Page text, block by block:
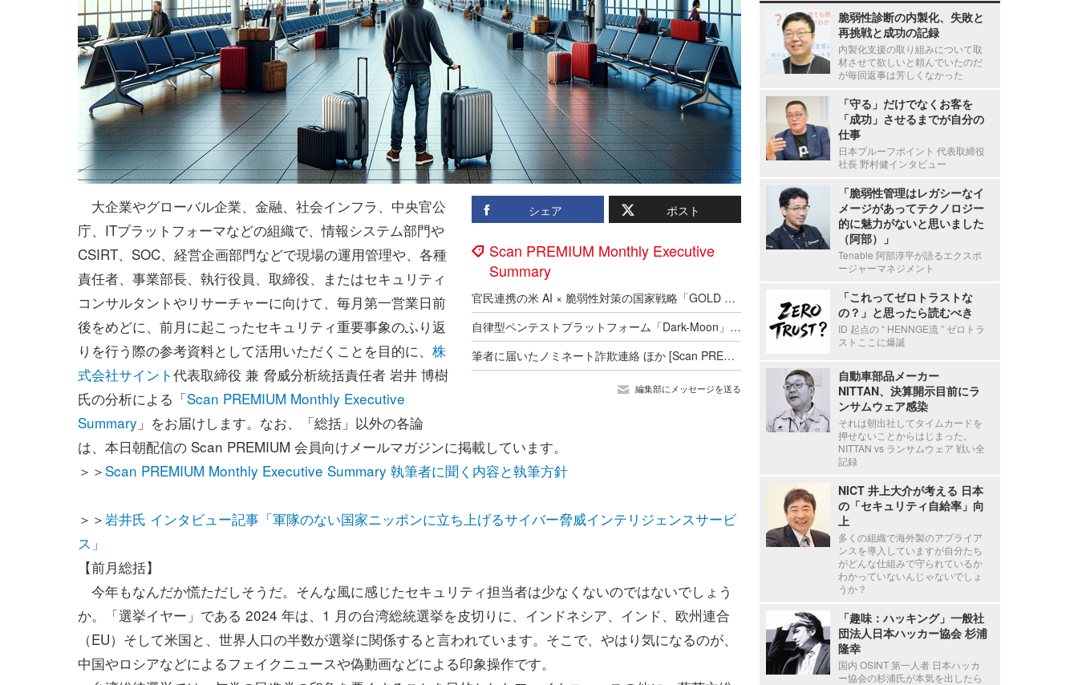
シェア ポスト
Scan PREMIUM Monthly Executive
Summary
官民連携の米 AI × 脆弱性対策の国家戦略「GOLD EAGLE」ほか [Scan PREMIUM Monthly Executive Summary 2026年7月度]
自律型ペンテストプラットフォーム「Dark-Moon」ほか [Scan PREMIUM Monthly Executive Summary 2026年6月度]
筆者に届いたノミネート詐欺連絡 ほか [Scan PREMIUM Monthly Executive Summary 2026年5月度]
編集部にメッセージを送る
大企業やグローバル企業、金融、社会インフラ、中央官公
庁、ITプラットフォーマなどの組織で、情報システム部門や
CSIRT、SOC、経営企画部門などで現場の運用管理や、各種
責任者、事業部長、執行役員、取締役、またはセキュリティ
コンサルタントやリサーチャーに向けて、毎月第一営業日前
後をめどに、前月に起こったセキュリティ重要事象のふり返
りを行う際の参考資料として活用いただくことを目的に、 株
式会社サイント代表取締役 兼 脅威分析統括責任者 岩井 博樹
氏の分析による「Scan PREMIUM Monthly Executive
Summary 」をお届けします。なお、「総括」以外の各論
は、本日朝配信の Scan PREMIUM 会員向けメールマガジンに掲載しています。
＞＞ Scan PREMIUM Monthly Executive Summary 執筆者に聞く内容と執筆方針
＞＞岩井氏 インタビュー記事「軍隊のない国家ニッポンに立ち上げるサイバー脅威インテリジェンスサービ
ス」
【前月総括】
今年もなんだか慌ただしそうだ。そんな風に感じたセキュリティ担当者は少なくないのではないでしょう
か。「選挙イヤー」である 2024 年は、1 月の台湾総統選挙を皮切りに、インドネシア、インド、欧州連合
（EU）そして米国と、世界人口の半数が選挙に関係すると言われています。そこで、やはり気になるのが、
中国やロシアなどによるフェイクニュースや偽動画などによる印象操作です。
脆弱性診断の内製化、失敗と
再挑戦と成功の記録
内製化支援の取り組みについて取
材させて欲しいと頼んでいたのだ
が毎回返事は芳しくなかった
「守る」だけでなくお客を
「成功」させるまでが自分の
仕事
日本プルーフポイント 代表取締役
社長 野村健インタビュー
「脆弱性管理はレガシーなイ
メージがあってテクノロジー
的に魅力がないと思いました
（阿部）」
Tenable 阿部淳平が語るエクスポ
ージャーマネジメント
「これってゼロトラストな
の？」と思ったら読むべき
ID 起点の “ HENNGE流 ” ゼロトラ
ストここに爆誕
自動車部品メーカー
NITTAN、決算開示目前にラ
ンサムウェア感染
それは朝出社してタイムカードを
押せないことからはじまった。
NITTAN vs ランサムウェア 戦い全
記録
NICT 井上大介が考える 日本
の「セキュリティ自給率」向
上
多くの組織で海外製のアプライア
ンスを導入していますが自分たち
がどんな仕組みで守られているか
わかっていないんじゃないでしょ
うか？
「趣味：ハッキング」一般社
団法人日本ハッカー協会 杉浦
隆幸
国内 OSINT 第一人者 日本ハッカ
ー協会の杉浦氏が本気を出したら